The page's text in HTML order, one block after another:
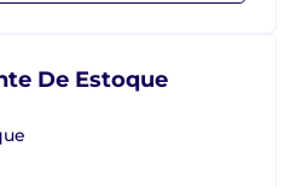
De Estoque